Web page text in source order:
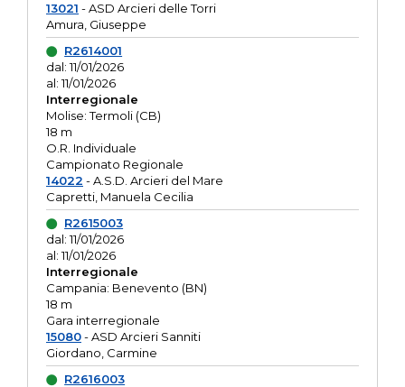
13021 - ASD Arcieri delle Torri
Amura, Giuseppe
R2614001
dal: 11/01/2026
al: 11/01/2026
Interregionale
Molise: Termoli (CB)
18 m
O.R. Individuale
Campionato Regionale
14022 - A.S.D. Arcieri del Mare
Capretti, Manuela Cecilia
R2615003
dal: 11/01/2026
al: 11/01/2026
Interregionale
Campania: Benevento (BN)
18 m
Gara interregionale
15080- ASD Arcieri Sanniti
Giordano, Carmine
R2616003